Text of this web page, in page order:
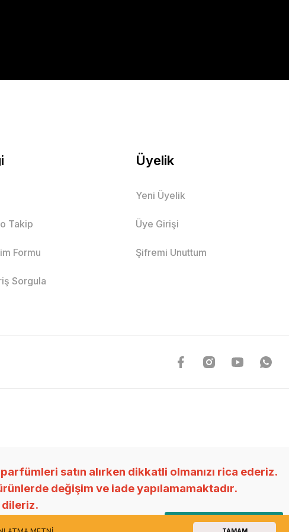
Canlı WhatsApp Destek
Takip
Formu
Sorgula
Üyelik
Yeni Üyelik
Üye Girişi
Şifremi Unuttum
satın alırken dikkatli olmanızı rica ederiz.
değişim ve iade yapılamamaktadır.
dileriz.